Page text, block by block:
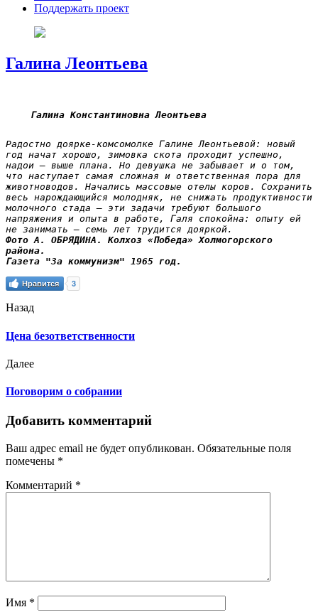
Поддержать проект
Галина Леонтьева
Галина Константиновна Леонтьева
Радостно доярке-комсомолке Галине Леонтьевой: новый
год начат хорошо, зимовка скота проходит успешно,
надои — выше плана. Но девушка не забывает и о том,
что наступает самая сложная и ответственная пора для
животноводов. Начались массовые отелы коров. Сохранить
весь нарождающийся молодняк, не снижать продуктивности
молочного стада — эти задачи требуют большого
напряжения и опыта в работе, Галя спокойна: опыту ей
Фото А. ОБРЯДИНА. Колхоз «Победа» Холмогорского
района.
Газета "За коммунизм" 1965 год.
Нравится 3
Назад
Цена безответственности
Далее
Поговорим о собрании
Добавить комментарий
Ваш адрес email не будет опубликован. Обязательные поля
помечены *
Комментарий *
Имя *